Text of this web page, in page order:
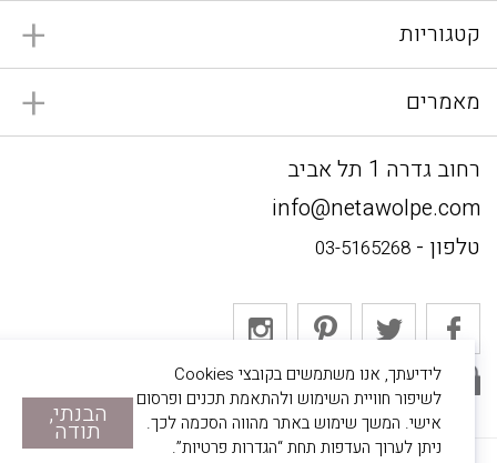
קטגוריות
מאמרים
רחוב גדרה 1 תל אביב
info@netawolpe.com
טלפון - 03-5165268
אתר מאובטח
לידיעתך, אנו משתמשים בקובצי Cookies
לשיפור חוויית השימוש ולהתאמת תכנים ופרסום
אישי. המשך שימוש באתר מהווה הסכמה לכך.
ניתן לערוך העדפות תחת “הגדרות פרטיות”.
הבנתי,
תודה